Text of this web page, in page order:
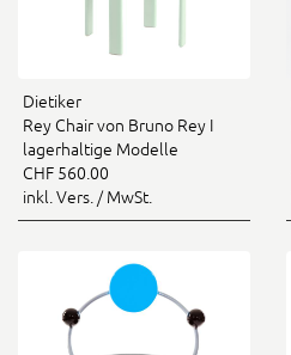
Dietiker
Rey Chair von Bruno Rey I
lagerhaltige Modelle
CHF 560.00
inkl. Vers. / MwSt.